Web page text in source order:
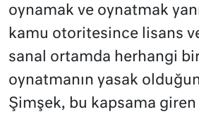
oynamak ve oynatmak
kamu otoritesince lisans
sanal ortamda herhangi
oynatmanın yasak
Şimşek, bu kapsama